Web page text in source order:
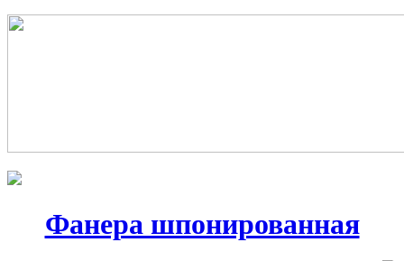
Фанера шпонированная